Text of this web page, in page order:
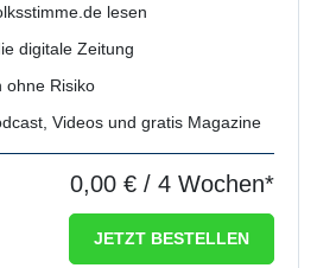
lesen
digitale Zeitung
ohne Risiko
Videos und gratis Magazine
0,00 € / 4 Wochen*
JETZT BESTELLEN